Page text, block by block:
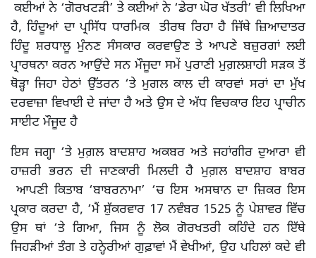
ਕਈਆਂ ਨੇ ‘ਗੋਰਖਟੜੀ’ ਤੇ ਕਈਆਂ ਨੇ ‘ਡੇਰਾ ਘੋਰ ਖੱਤਰੀ’ ਵੀ ਲਿਖਿਆ
ਹੈ, ਹਿੰਦੂਆਂ ਦਾ ਪ੍ਰਸਿੱਧ ਧਾਰਮਿਕ ਤੀਰਥ ਰਿਹਾ ਹੈ ਜਿੱਥੇ ਜ਼ਿਆਦਾਤਰ
ਹਿੰਦੂ ਸ਼ਰਧਾਲੂ ਮੁੰਨਣ ਸੰਸਕਾਰ ਕਰਵਾਉਣ ਤੇ ਆਪਣੇ ਬਜ਼ੁਰਗਾਂ ਲਈ
ਪ੍ਰਾਰਥਨਾ ਕਰਨ ਆਉਂਦੇ ਸਨ ਮੌਜੂਦਾ ਸਮੇਂ ਪੁਰਾਣੀ ਮੁਗ਼ਲਸ਼ਾਹੀ ਸੜਕ ਤੋਂ
ਥੋੜ੍ਹਾ ਜਿਹਾ ਹੇਠਾਂ ਉੱਤਰਨ ‘ਤੇ ਮੁਗਲ ਕਾਲ ਦੀ ਕਾਰਵਾਂ ਸਰਾਂ ਦਾ ਮੁੱਖ
ਦਰਵਾਜ਼ਾ ਵਿਖਾਈ ਦੇ ਜਾਂਦਾ ਹੈ ਅਤੇ ਉਸ ਦੇ ਅੱਧ ਵਿਚਕਾਰ ਇਹ ਪ੍ਰਾਚੀਨ
ਸਾਈਟ ਮੌਜੂਦ ਹੈ
ਇਸ ਜਗ੍ਹਾ ‘ਤੇ ਮੁਗ਼ਲ ਬਾਦਸ਼ਾਹ ਅਕਬਰ ਅਤੇ ਜਹਾਂਗੀਰ ਦੁਆਰਾ ਵੀ
ਹਾਜ਼ਰੀ ਭਰਨ ਦੀ ਜਾਣਕਾਰੀ ਮਿਲਦੀ ਹੈ ਮੁਗ਼ਲ ਬਾਦਸ਼ਾਹ ਬਾਬਰ
ਆਪਣੀ ਕਿਤਾਬ ‘ਬਾਬਰਨਾਮਾ’ ‘ਚ ਇਸ ਅਸਥਾਨ ਦਾ ਜ਼ਿਕਰ ਇਸ
ਪ੍ਰਕਾਰ ਕਰਦਾ ਹੈ, ‘ਮੈਂ ਸ਼ੁੱਕਰਵਾਰ 17 ਨਵੰਬਰ 1525 ਨੂੰ ਪੇਸ਼ਾਵਰ ਵਿੱਚ
ਉਸ ਥਾਂ ‘ਤੇ ਗਿਆ, ਜਿਸ ਨੂੰ ਲੋਕ ਗੋਰਖਤਰੀ ਕਹਿੰਦੇ ਹਨ ਇੱਥੇ
ਜਿਹੜੀਆਂ ਤੰਗ ਤੇ ਹਨ੍ਹੇਰੀਆਂ ਗੁਫ਼ਾਵਾਂ ਮੈਂ ਵੇਖੀਆਂ, ਉਹ ਪਹਿਲਾਂ ਕਦੇ ਵੀ